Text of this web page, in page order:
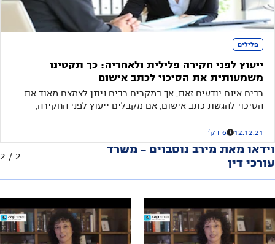
פלילים
ייעוץ לפני חקירה פלילית ולאחריה: כך תקטינו
משמעותית את הסיכוי לכתב אישום
רבים אינם יודעים זאת, אך במקרים רבים ניתן לצמצם מאוד את
הסיכוי להגשת כתב אישום, אם מקבלים ייעוץ לפני החקירה,
12.12.21 6 דק'
וידאו מאת מירב נוסבוים - משרד
עורכי דין
2
/
2